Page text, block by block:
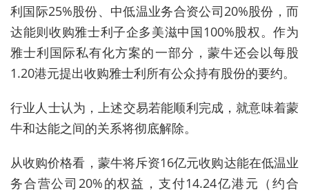
利国际25%股份、中低温业务合资公司20%股份，而
达能则收购雅士利子企多美滋中国100%股权。作为
雅士利国际私有化方案的一部分，蒙牛还会以每股
1.20港元提出收购雅士利所有公众持有股份的要约。
行业人士认为，上述交易若能顺利完成，就意味着蒙
牛和达能之间的关系将彻底解除。
从收购价格看，蒙牛将斥资16亿元收购达能在低温业
务合营公司20%的权益，支付14.24亿港元（约合